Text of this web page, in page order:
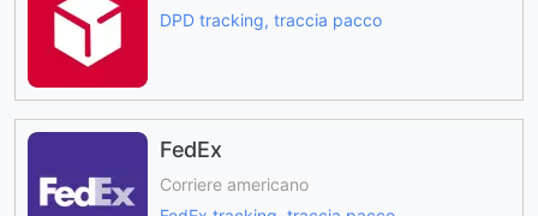
DPD tracking, traccia pacco
FedEx
Corriere americano